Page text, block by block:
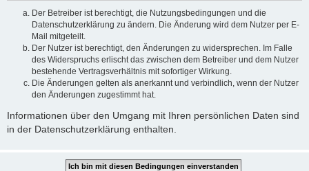
Der Betreiber ist berechtigt, die Nutzungsbedingungen und die
Datenschutzerklärung zu ändern. Die Änderung wird dem Nutzer per E-
Mail mitgeteilt.
Der Nutzer ist berechtigt, den Änderungen zu widersprechen. Im Falle
des Widerspruchs erlischt das zwischen dem Betreiber und dem Nutzer
bestehende Vertragsverhältnis mit sofortiger Wirkung.
Die Änderungen gelten als anerkannt und verbindlich, wenn der Nutzer
den Änderungen zugestimmt hat.
Informationen über den Umgang mit Ihren persönlichen Daten sind
in der Datenschutzerklärung enthalten.